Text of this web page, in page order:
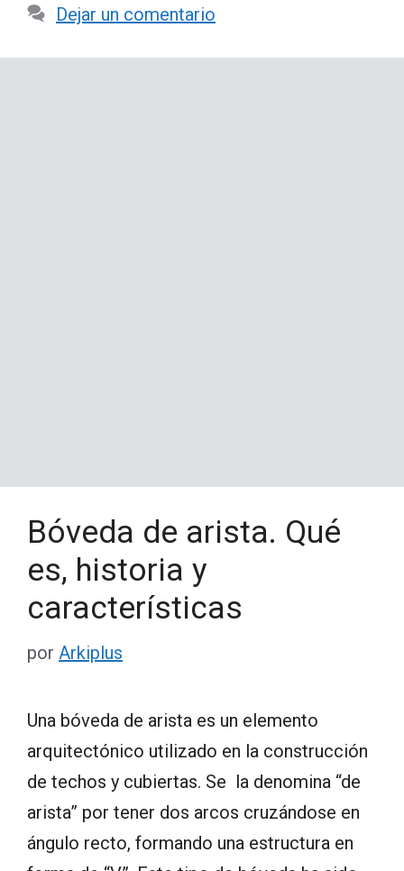
Dejar un comentario
Bóveda de arista. Qué
es, historia y
características
por Arkiplus
Una bóveda de arista es un elemento
arquitectónico utilizado en la construcción
de techos y cubiertas. Se la denomina “de
arista” por tener dos arcos cruzándose en
ángulo recto, formando una estructura en